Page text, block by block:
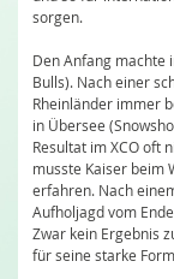
sorgen.
Den Anfang machte
Bulls). Nach einer
Rheinländer immer
in Übersee
Resultat im XCO oft
musste Kaiser beim
erfahren. Nach
Aufholjagd vom
Zwar kein Ergebnis
für seine starke